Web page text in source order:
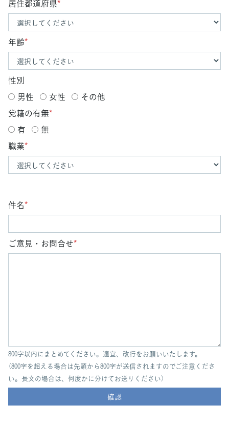
居住都道府県*
年齢*
性別
男性
女性
その他
党籍の有無*
有
無
職業*
件名*
ご意見・お問合せ*
800字以内にまとめてください。適宜、改行をお願いいたします。
（800字を超える場合は先頭から800字が送信されますのでご注意くださ
い。長文の場合は、何度かに分けてお送りください）
確認